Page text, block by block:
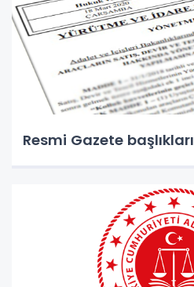
Resmi Gazete başlıkları